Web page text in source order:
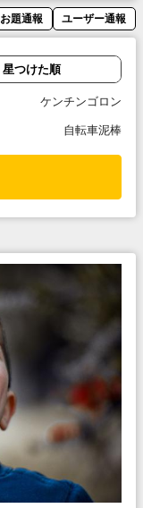
お題通報 ユーザー通報
星つけた順
ケンチンゴロン
自転車泥棒